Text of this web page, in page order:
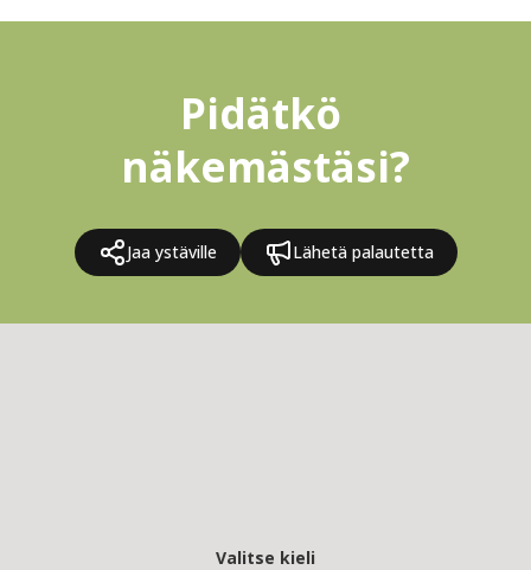
Pidätkö
näkemästäsi?
Jaa ystäville Lähetä palautetta
Valitse kieli